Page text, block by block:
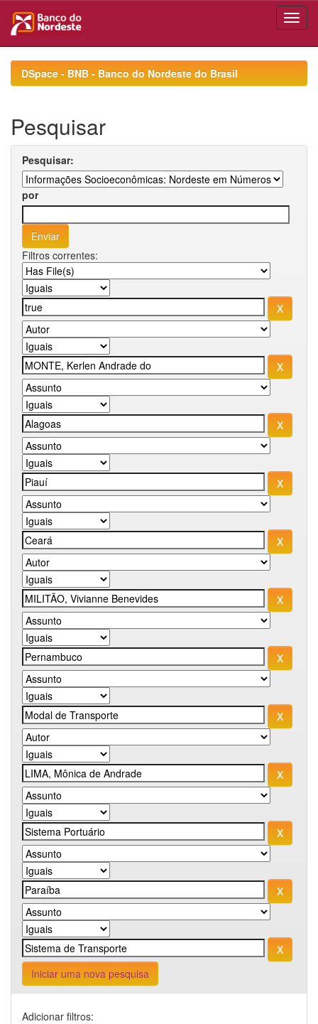
navigationDSpace - BNB - Banco do Nordeste do Brasil
Pesquisar
Pesquisar:
por
Filtros correntes:
Iniciar uma nova pesquisa
Adicionar filtros: